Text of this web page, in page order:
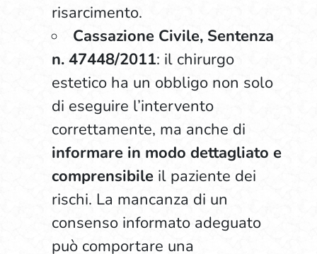
risarcimento.
Cassazione Civile, Sentenza
n. 47448/2011: il chirurgo
estetico ha un obbligo non solo
di eseguire l’intervento
correttamente, ma anche di
informare in modo dettagliato e
comprensibileil paziente dei
rischi. La mancanza di un
consenso informato adeguato
può comportare una